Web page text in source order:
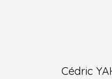
Cédric